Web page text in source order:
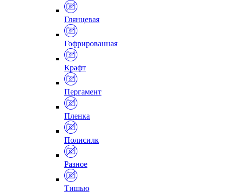
Глянцевая
Гофрированная
Крафт
Пергамент
Пленка
Полисилк
Разное
Тишью